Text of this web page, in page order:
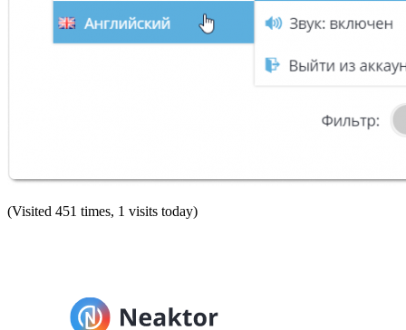
(Visited 451 times, 1 visits today)